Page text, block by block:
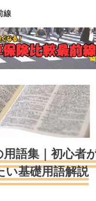
線
用語集｜初心者
い基礎用語解説